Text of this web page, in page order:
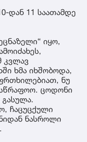
დან 11 საათამდე
იყო,
კვლავ
ხმა იხშობოდა,
ნუ
ცოდონი
გასულა.
ჩაცუცქული
ნასროლი